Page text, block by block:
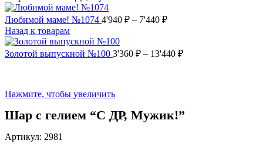
Любимой маме! №1074 4'940 ₽ – 7'440 ₽
Назад к товарам
Золотой выпускной №100 3'360 ₽ – 13'440 ₽
Нажмите, чтобы увеличить
Шар с гелием “С ДР, Мужик!”
Артикул: 2981